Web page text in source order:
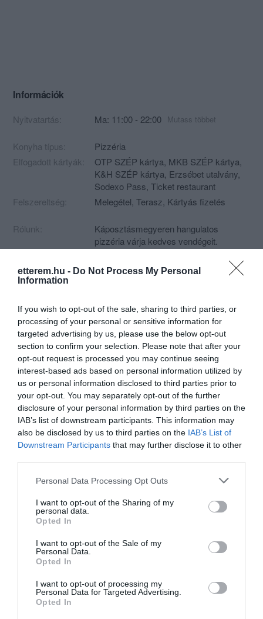
etterem.hu - Do Not Process My Personal
Information
If you wish to opt-out of the sale, sharing to third parties, or
processing of your personal or sensitive information for
targeted advertising by us, please use the below opt-out
section to confirm your selection. Please note that after your
opt-out request is processed you may continue seeing
interest-based ads based on personal information utilized by
us or personal information disclosed to third parties prior to
your opt-out. You may separately opt-out of the further
disclosure of your personal information by third parties on the
IAB’s list of downstream participants. This information may
also be disclosed by us to third parties on the IAB’s List of
Downstream Participants that may further disclose it to other
Please note that this website/app uses one or more Google
not limited to your visit or usage behaviour. You may click to
grant or deny consent to Google and its third-party tags to
use your data for below specified purposes in below Google
consent section.
Personal Data Processing Opt Outs
I want to opt-out of the Sharing of my
personal data.
Opted In
I want to opt-out of the Sale of my
Personal Data.
Opted In
I want to opt-out of processing my
Personal Data for Targeted Advertising.
Opted In
Információk
Nyitvatartás: Ma: 11:00 - 22:00 Mutass többet
Konyha típus:
Pizzéria
Elfogadott kártyák:
OTP SZÉP kártya, MKB SZÉP kártya,
K&H SZÉP kártya, Erzsébet utalvány,
Sodexo Pass, Ticket restaurant
Felszereltség:
Melegétel, Terasz, Kártyás fizetés
Rólunk:
Káposztásmegyeren hangulatos
pizzéria várja kedves vendégeit.
1046 Budapest, Hajló utca 42.
+36 1 230 6151
http://aranytalleretterem.hu/
fb.com/pages/Aranytall%C3%A9r-%C3%A9tterem-%C3%A9s-pizz%C3%A9ria/109126319118506?sk=info&tab=page_info
Probléma jelentése Te vagy a tulajdonos?